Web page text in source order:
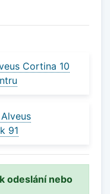
Cortina 10
91
odeslání nebo